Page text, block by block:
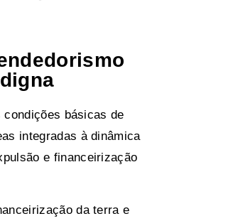
básicas de
integradas à dinâmica
e financeirização
da terra e